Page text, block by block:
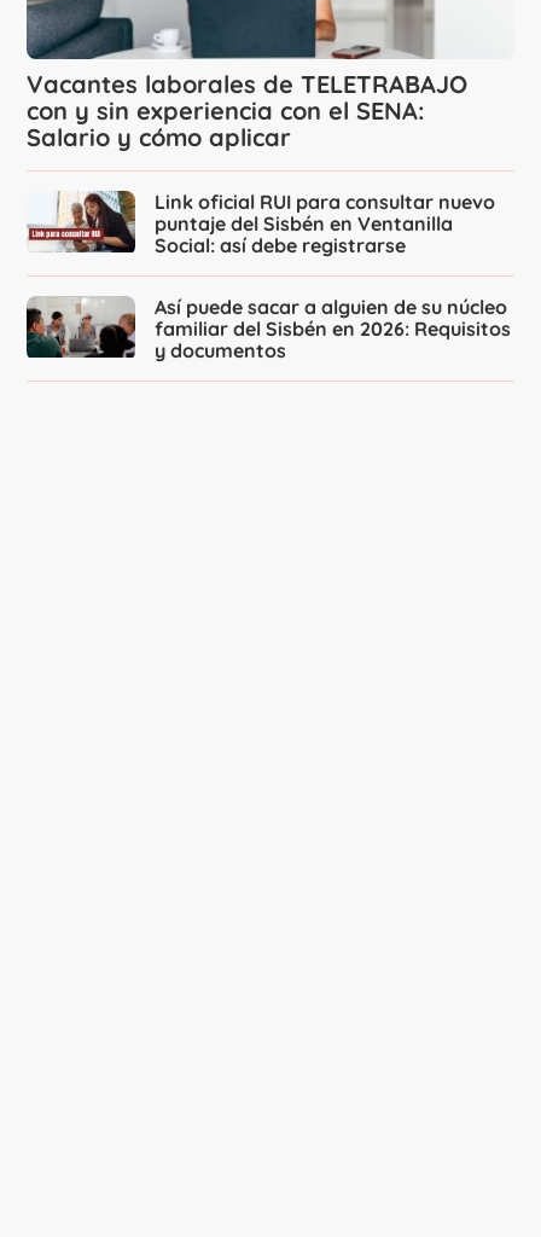
Vacantes laborales de TELETRABAJO
con y sin experiencia con el SENA:
Salario y cómo aplicar
Link oficial RUI para consultar nuevo
puntaje del Sisbén en Ventanilla
Social: así debe registrarse
Así puede sacar a alguien de su núcleo
familiar del Sisbén en 2026: Requisitos
y documentos